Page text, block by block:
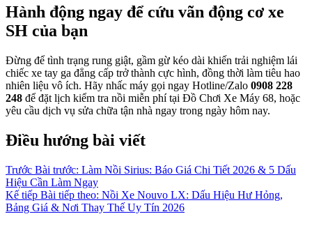
Hành động ngay để cứu vãn động cơ xe
SH của bạn
Đừng để tình trạng rung giật, gầm gừ kéo dài khiến trải nghiệm lái
chiếc xe tay ga đẳng cấp trở thành cực hình, đồng thời làm tiêu hao
nhiên liệu vô ích. Hãy nhấc máy gọi ngay Hotline/Zalo 0908 228
248 để đặt lịch kiểm tra nồi miễn phí tại Đồ Chơi Xe Máy 68, hoặc
yêu cầu dịch vụ sửa chữa tận nhà ngay trong ngày hôm nay.
Điều hướng bài viết
Trước Bài trước: Làm Nồi Sirius: Báo Giá Chi Tiết 2026 & 5 Dấu
Hiệu Cần Làm Ngay
Kế tiếp Bài tiếp theo: Nồi Xe Nouvo LX: Dấu Hiệu Hư Hỏng,
Bảng Giá & Nơi Thay Thế Uy Tín 2026